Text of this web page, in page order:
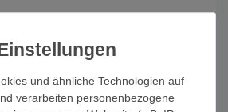
In den Warenkorb
und ähnliche Technologien auf
verarbeiten personenbezogene